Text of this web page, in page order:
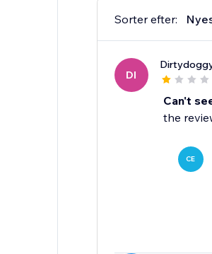
Sorter efter:
DI
Can't
the
CE